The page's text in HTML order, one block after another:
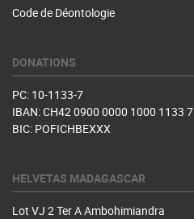
Code de Déontologie
DONATIONS
PC: 10-1133-7
IBAN: CH42 0900 0000 1000 1133 7
BIC: POFICHBEXXX
HELVETAS MADAGASCAR
Lot VJ 2 Ter A Ambohimiandra